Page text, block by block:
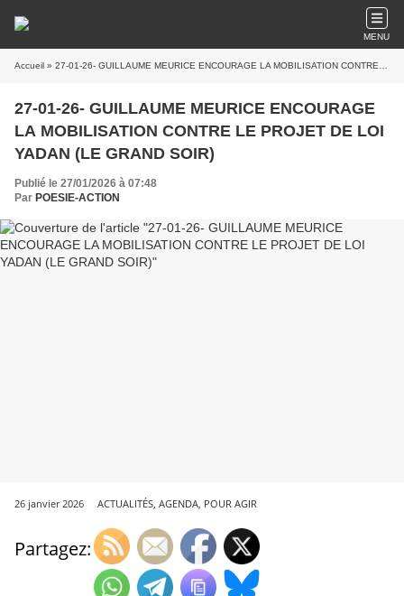
MENU
Accueil » 27-01-26- GUILLAUME MEURICE ENCOURAGE LA MOBILISATION CONTRE LE PROJET DE LOI YADAN (LE GRAND SOIR)
27-01-26- GUILLAUME MEURICE ENCOURAGE
LA MOBILISATION CONTRE LE PROJET DE LOI
YADAN (LE GRAND SOIR)
Publié le 27/01/2026 à 07:48
Par POESIE-ACTION
26 janvier 2026 ACTUALITÉS, AGENDA, POUR AGIR
Partagez: